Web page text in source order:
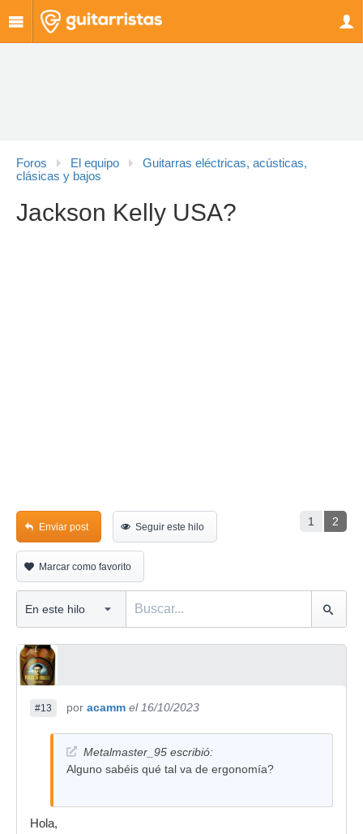
Foros El equipo
Guitarras eléctricas, acústicas,
clásicas y bajos
Jackson Kelly USA?
1 2
Enviar post Seguir este hilo
Marcar como favorito
#13 por acamm el 16/10/2023
Metalmaster_95 escribió:
Alguno sabéis qué tal va de ergonomía?
Hola,